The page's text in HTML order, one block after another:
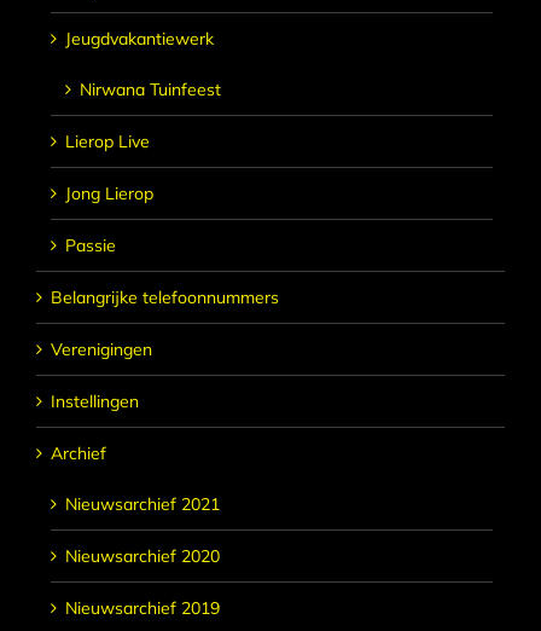
Jeugdvakantiewerk
Nirwana Tuinfeest
Lierop Live
Jong Lierop
Passie
Belangrijke telefoonnummers
Verenigingen
Instellingen
Archief
Nieuwsarchief 2021
Nieuwsarchief 2020
Nieuwsarchief 2019